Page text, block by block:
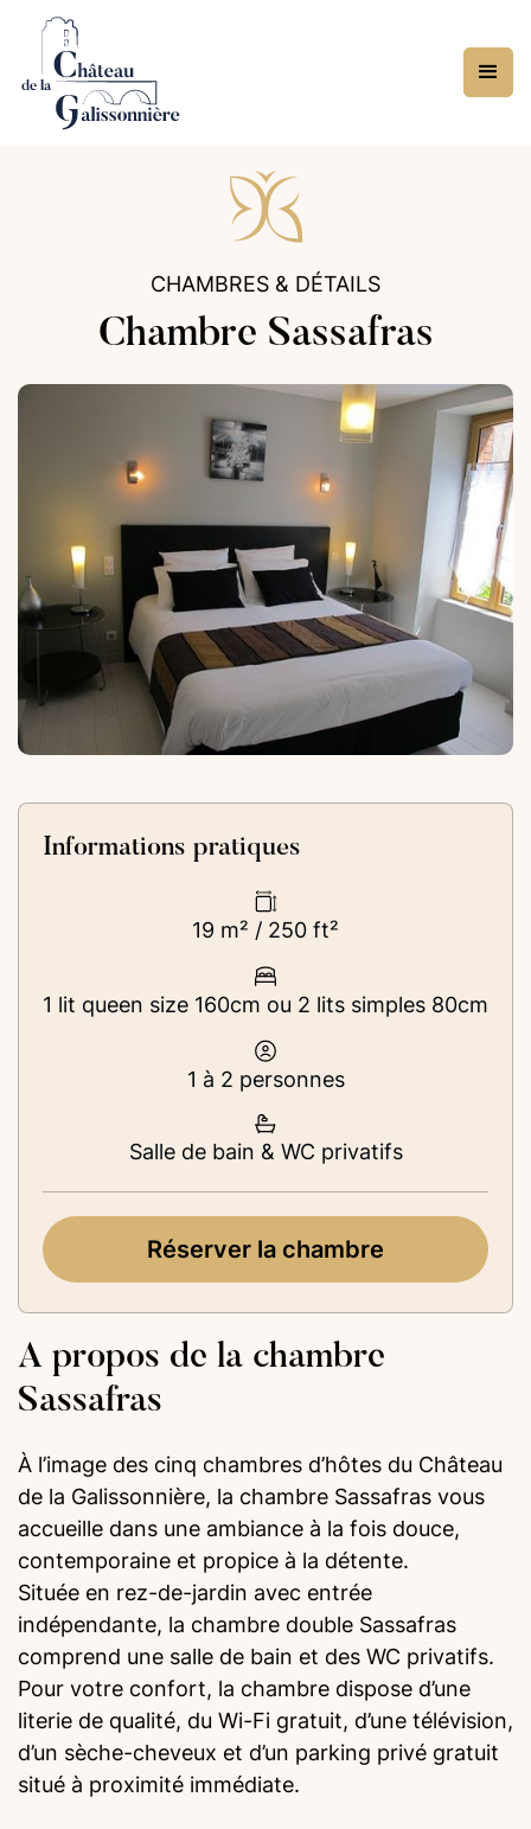
CHAMBRES & DÉTAILS
Chambre Sassafras
A propos de la chambre
Sassafras
À l’image des cinq chambres d’hôtes du Château
de la Galissonnière, la chambre Sassafras vous
accueille dans une ambiance à la fois douce,
contemporaine et propice à la détente.
Située en rez-de-jardin avec entrée
indépendante, la chambre double Sassafras
comprend une salle de bain et des WC privatifs.
Pour votre confort, la chambre dispose d’une
literie de qualité, du Wi-Fi gratuit, d’une télévision,
d’un sèche-cheveux et d’un parking privé gratuit
situé à proximité immédiate.
Informations pratiques
19 m² / 250 ft²
1 lit queen size 160cm ou 2 lits simples 80cm
1 à 2 personnes
Salle de bain & WC privatifs
Réserver la chambre